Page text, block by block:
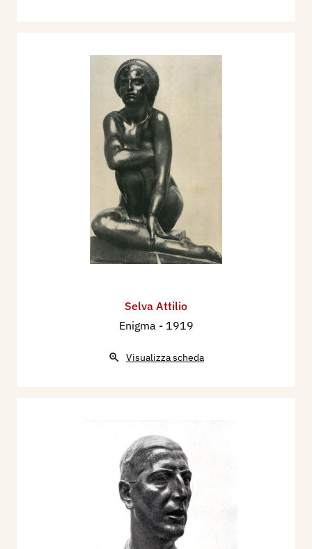
Selva Attilio
Enigma - 1919
Visualizza scheda